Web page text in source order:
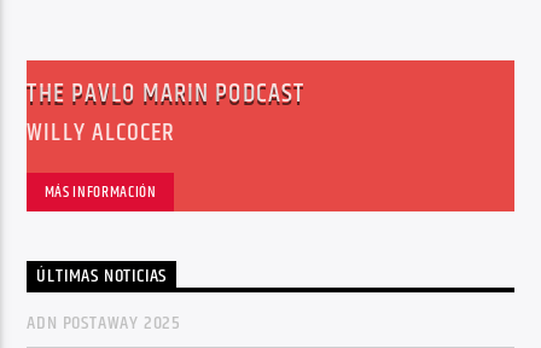
THE PAVLO MARIN PODCAST
WILLY ALCOCER
MÁS INFORMACIÓN
ÚLTIMAS NOTICIAS
ADN POSTAWAY 2025